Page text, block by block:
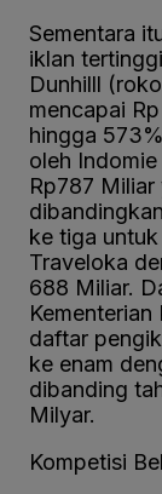
Sementara
iklan
Dunhilll
mencapai
hingga
oleh
Rp787
ke tiga
Traveloka
688 Miliar.
Kementerian
daftar
ke enam
dibanding
Milyar.
Kompetisi